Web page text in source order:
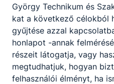
Gépgyártás-
Gépészet
György Technikum és
kat a következő célokból
gyűjtése azzal
honlapot -annak
részeit látogatja, vagy
megtudhatjuk, hogyan
felhasználói élményt, ha